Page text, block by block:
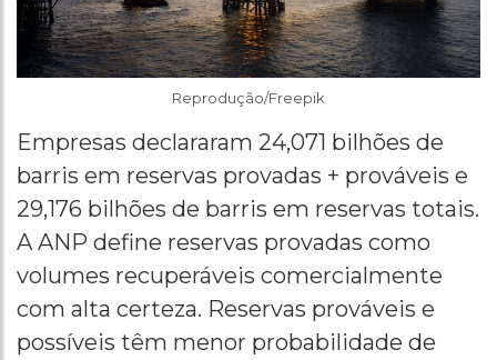
Reprodução/Freepik
Empresas declararam 24,071 bilhões de
barris em reservas provadas + prováveis e
29,176 bilhões de barris em reservas totais.
A ANP define reservas provadas como
volumes recuperáveis comercialmente
com alta certeza. Reservas prováveis e
possíveis têm menor probabilidade de